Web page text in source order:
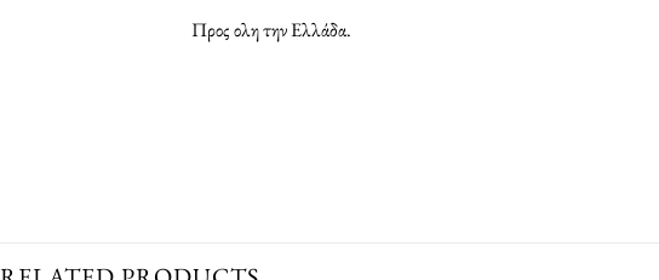
Προς ολη την Ελλάδα.